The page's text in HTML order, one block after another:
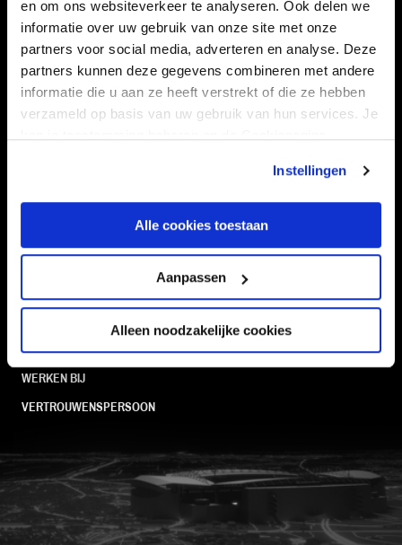
en om ons websiteverkeer te analyseren. Ook delen we
informatie over uw gebruik van onze site met onze
partners voor social media, adverteren en analyse. Deze
partners kunnen deze gegevens combineren met andere
informatie die u aan ze heeft verstrekt of die ze hebben
verzameld op basis van uw gebruik van hun services. Je
Instellingen
Alle cookies toestaan
Aanpassen
Alleen noodzakelijke cookies
Navigeer naar
CLUB
TEAMS
FOUNDATION
KAARTVERKOOP
CONTACT
WERKEN BIJ
VERTROUWENSPERSOON
FC Utrecht<br>vanuit<br>het